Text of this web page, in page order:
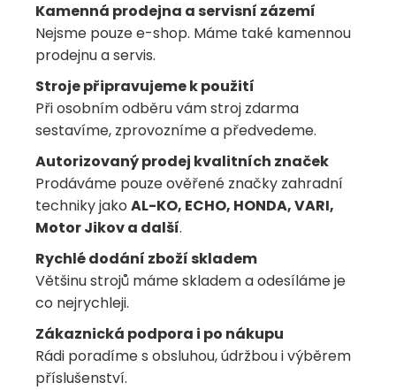
Kamenná prodejna a servisní zázemí
Nejsme pouze e-shop. Máme také kamennou
prodejnu a servis.
Stroje připravujeme k použití
Při osobním odběru vám stroj zdarma
sestavíme, zprovozníme a předvedeme.
Autorizovaný prodej kvalitních značek
Prodáváme pouze ověřené značky zahradní
techniky jako AL-KO, ECHO, HONDA, VARI,
Motor Jikov a další.
Rychlé dodání zboží skladem
Většinu strojů máme skladem a odesíláme je
co nejrychleji.
Zákaznická podpora i po nákupu
Rádi poradíme s obsluhou, údržbou i výběrem
příslušenství.